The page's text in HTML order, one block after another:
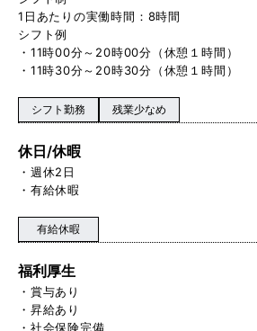
1日あたりの実働時間：8時間
シフト例
・11時00分～20時00分（休憩１時間）
・11時30分～20時30分（休憩１時間）
シフト勤務 残業少なめ
休日/休暇
・週休2日
・有給休暇
有給休暇
福利厚生
・賞与あり
・昇給あり
・社会保険完備